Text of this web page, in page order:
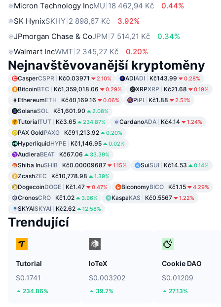
Micron Technology IncMU 18 462,94 Kč
0.44%
SK HynixSKHY 2 898,67 Kč
3.92%
JPmorgan Chase & CoJPM 7 514,21 Kč
0.34%
Walmart IncWMT 2 345,27 Kč 0.20%
Nejnavštěvovanější kryptoměny
CasperCSPR Kč0.03971 2.10% ADIADI Kč143.99 0.28%
BitcoinBTC Kč1,359,018.06 0.29% XRPXRP Kč21.68 0.19%
EthereumETH Kč40,169.16 0.06% PiPI Kč1.88 2.51%
SolanaSOL Kč1,601.90 2.08%
TutorialTUT Kč3.65 234.87% CardanoADA Kč4.14 1.24%
PAX GoldPAXG Kč91,213.92 0.20%
HyperliquidHYPE Kč1,146.95 0.02%
AudieraBEAT Kč67.06 33.39%
Shiba InuSHIB Kč0.00009687 1.15% SuiSUI Kč14.53 0.14%
ZcashZEC Kč10,778.98 1.39%
DogecoinDOGE Kč1.47 0.47% BiconomyBICO Kč1.15 4.29%
CronosCRO Kč1.02 3.96% KaspaKAS Kč0.5567 1.22%
SKYAISKYAI Kč2.62 12.58%
Trendující
Tutorial
$0.1741
234.86%
IoTeX
$0.003202
39.7%
Cookie DAO
$0.01209
27.13%